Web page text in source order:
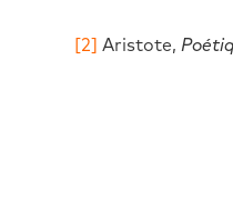
[2] Aristote,